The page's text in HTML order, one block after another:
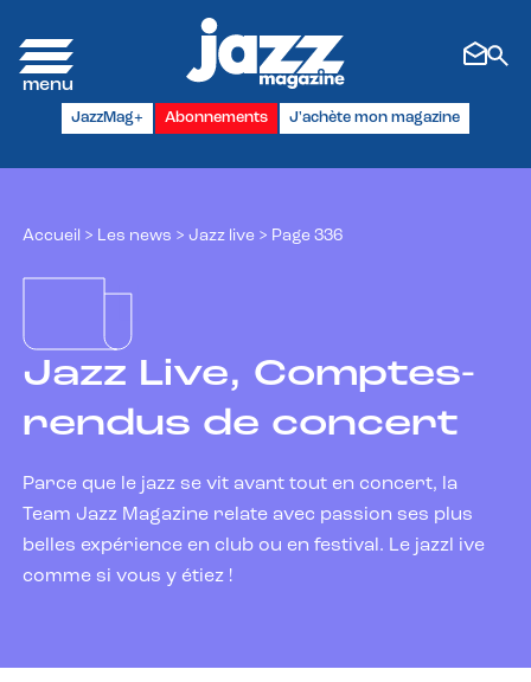
JazzMag+ Abonnements J'achète mon magazine
Accueil > Les news > Jazz live > Page 336
Jazz Live, Comptes-
rendus de concert
Parce que le jazz se vit avant tout en concert, la
Team Jazz Magazine relate avec passion ses plus
belles expérience en club ou en festival. Le jazzl ive
comme si vous y étiez !